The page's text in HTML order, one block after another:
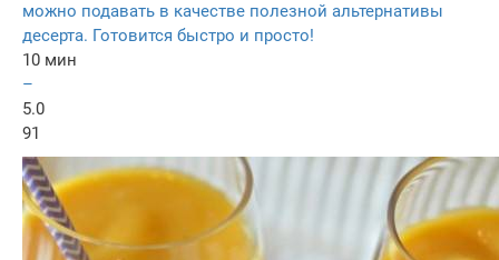
можно подавать в качестве полезной альтернативы
десерта. Готовится быстро и просто!
10 мин
–
5.0
91